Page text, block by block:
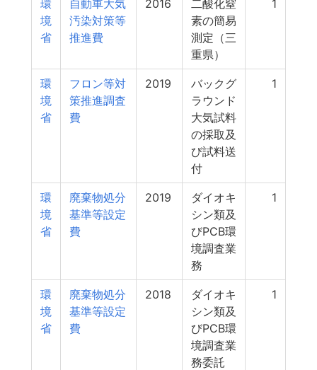
環
境
省
自動車大気
汚染対策等
推進費
2016
二酸化窒
素の簡易
測定（三
重県）
1
環
境
省
フロン等対
策推進調査
費
2019
バックグ
ラウンド
大気試料
の採取及
び試料送
付
1
環
境
省
廃棄物処分
基準等設定
費
2019
ダイオキ
シン類及
びPCB環
境調査業
務
1
環
境
省
廃棄物処分
基準等設定
費
2018
ダイオキ
シン類及
びPCB環
境調査業
務委託
1